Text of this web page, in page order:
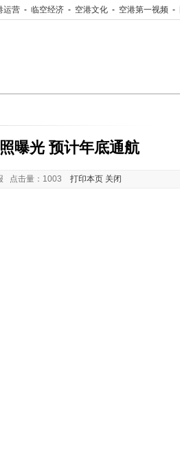
运营 - 临空经济 - 空港文化 - 空港第一视频 -
曝光 预计年底通航
点击量： 1003 打印本页 关闭